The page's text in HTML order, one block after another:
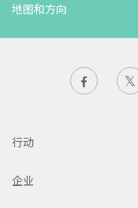
地图和方向
行动
企业